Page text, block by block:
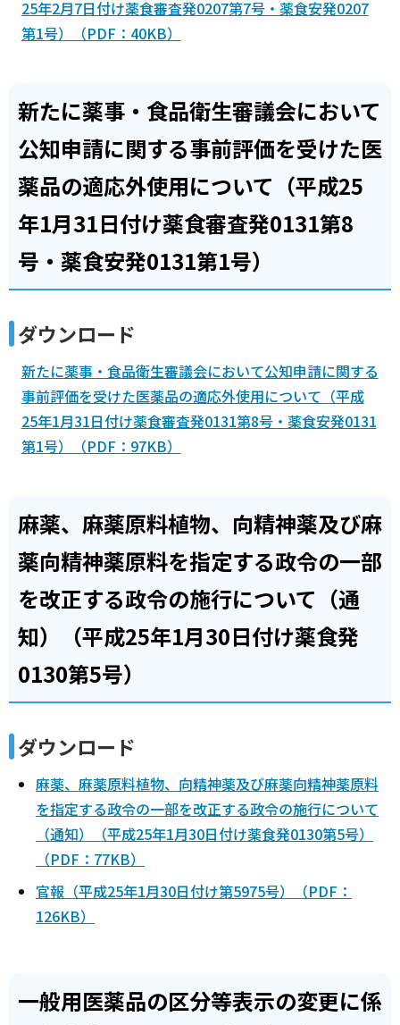
25年2月7日付け薬食審査発0207第7号・薬食安発0207
第1号）（PDF：40KB）
新たに薬事・食品衛生審議会において
公知申請に関する事前評価を受けた医
薬品の適応外使用について（平成25
年1月31日付け薬食審査発0131第8
号・薬食安発0131第1号）
ダウンロード
新たに薬事・食品衛生審議会において公知申請に関する
事前評価を受けた医薬品の適応外使用について（平成
25年1月31日付け薬食審査発0131第8号・薬食安発0131
第1号）（PDF：97KB）
麻薬、麻薬原料植物、向精神薬及び麻
薬向精神薬原料を指定する政令の一部
を改正する政令の施行について（通
知）（平成25年1月30日付け薬食発
0130第5号）
ダウンロード
麻薬、麻薬原料植物、向精神薬及び麻薬向精神薬原料
を指定する政令の一部を改正する政令の施行について
（通知）（平成25年1月30日付け薬食発0130第5号）
（PDF：77KB）
官報（平成25年1月30日付け第5975号）（PDF：
126KB）
一般用医薬品の区分等表示の変更に係